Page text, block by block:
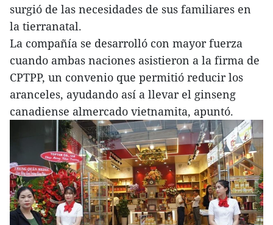
surgió de las necesidades de sus familiares en
la tierranatal.
La compañía se desarrolló con mayor fuerza
cuando ambas naciones asistieron a la firma de
CPTPP, un convenio que permitió reducir los
aranceles, ayudando así a llevar el ginseng
canadiense almercado vietnamita, apuntó.